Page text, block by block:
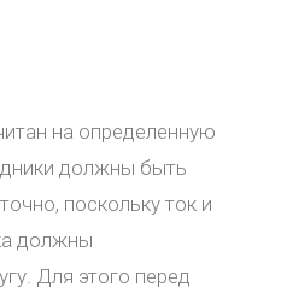
на определенную
должны быть
поскольку ток и
должны
Для этого перед